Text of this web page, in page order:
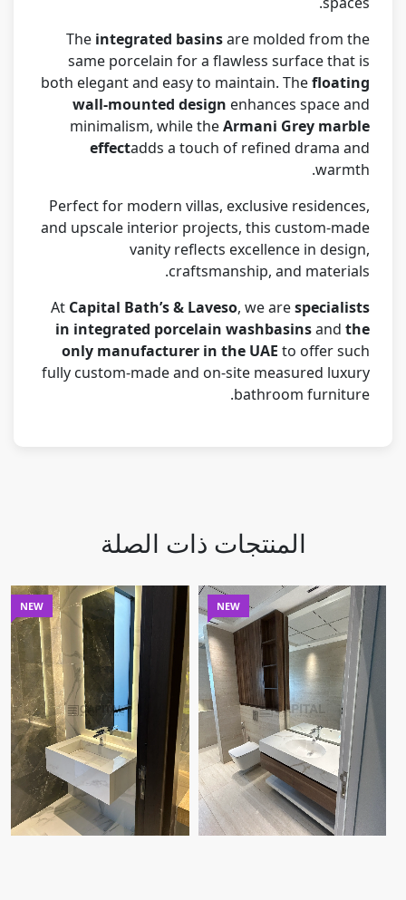
The integrated basinsare molded from the
same porcelain for a flawless surface that is
both elegant and easy to maintain. Thefloating
wall-mounted design enhances space and
minimalism, while theArmani Grey marble
effectadds a touch of refined drama and
warmth.
Perfect for modern villas, exclusive residences,
and upscale interior projects, this custom-made
vanity reflects excellence in design,
craftsmanship, and materials.
At Capital Bath’s & Laveso, we arespecialists
in integrated porcelain washbasinsand the
only manufacturer in the UAE to offer such
fully custom-made and on-site measured luxury
bathroom furniture.
المنتجات ذات الصلة
NEW NEW